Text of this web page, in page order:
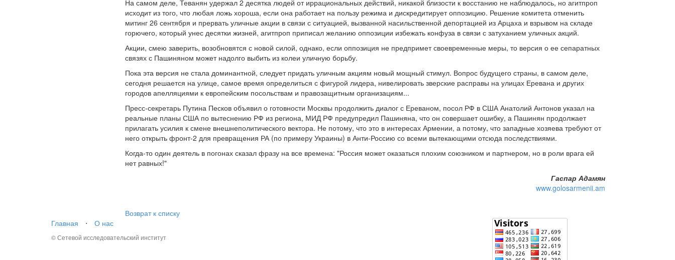
На самом деле, Теванян удержал 2 десятка людей от иррациональных действий, никакой близости к восстанию не наблюдалось, но агитпроп
исходит из того, что любая ложь хороша, если она работает на пользу режима и дискредитирует оппозицию. Решение комитета отменить
митинг 26 сентября и прервать уличные акции в связи с ситуацией, вызванной насильственной депортацией из Арцаха и взрывом на складе
горючего, который унес десятки жизней, агитпроп приписал желанию оппозиции избежать конфуза в связи с затуханием уличных акций.
Акции, смею заверить, возобновятся с новой силой, однако, если оппозиция не предпримет своевременные меры, то версия о ее сепаратных
связях с Пашиняном может надолго выбить из колеи уличную борьбу.
Пока эта версия не стала доминантной, следует придать уличным акциям новый мощный стимул. Вопрос будущего страны, в самом деле,
сегодня решается на улице, самое время определиться с фигурой лидера, нивелировать зверские расправы на улицах Еревана и других
городов апелляциями к европейским посольствам и правозащитным организациям...
Пресс-секретарь Путина Песков объявил о готовности Москвы продолжить диалог с Ереваном, посол РФ в США Анатолий Антонов указал на
реальные планы США по вытеснению РФ из региона, МИД РФ предупредил Пашиняна, что он совершает ошибку, а Пашинян продолжает
прилагать усилия к смене внешнеполитического вектора. Не потому, что это в интересах Армении, а потому, что западные хозяева требуют от
него открыть фронт-2 для превращения РА (по примеру Украины) в Анти-Россию со всеми вытекающими отсюда последствиями.
Когда-то один деятель в погонах сказал фразу на все времена: "Россия может оказаться плохим союзником и партнером, но в роли врага ей
нет равных!"
Гаспар Адамян
www.golosarmenii.am
Возврат к списку
Главная
⋅ О нас
© Сетевой исследовательский институт